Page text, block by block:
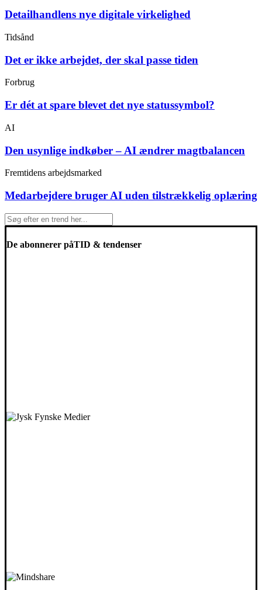
Detailhandlens nye digitale virkelighed
Tidsånd
Det er ikke arbejdet, der skal passe tiden
Forbrug
Er dét at spare blevet det nye statussymbol?
AI
Den usynlige indkøber – AI ændrer magtbalancen
Fremtidens arbejdsmarked
Medarbejdere bruger AI uden tilstrækkelig oplæring
De abonnerer påTID & tendenser